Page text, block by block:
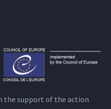
the support of the action